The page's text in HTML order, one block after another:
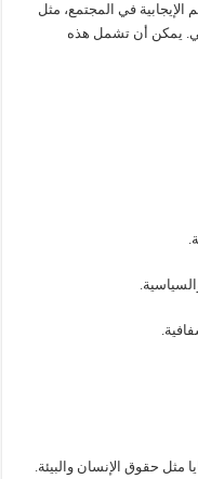
في المجتمع، مثل
يمكن أن تشمل هذه
حقوق الإنسان والبيئة.